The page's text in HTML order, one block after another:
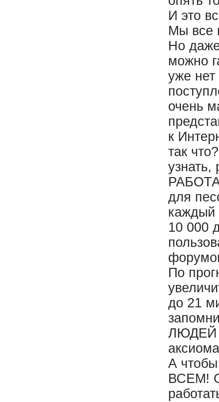
И это
Мы все
Но
можно
уже нет
очень
к
так
для
каждый
10 000
По
до 21
ЛЮДЕЙ
А
ВСЕМ!